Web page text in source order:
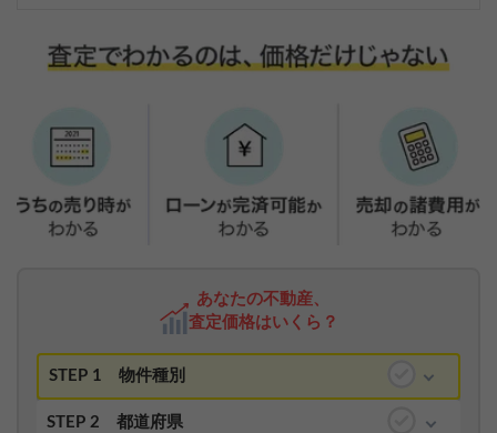
あなたの不動産、
査定価格はいくら？
STEP 1 物件種別
STEP 2 都道府県